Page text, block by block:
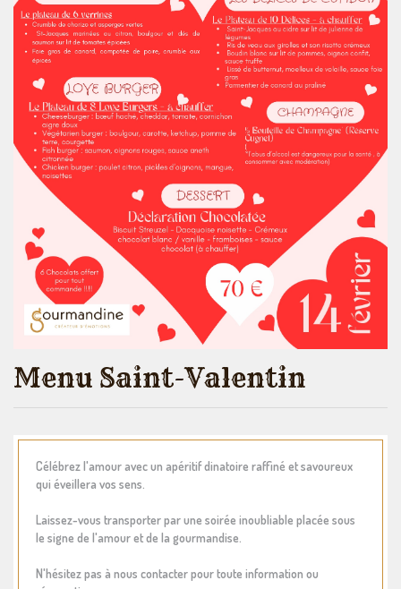
Menu Saint-Valentin
Célébrez l'amour avec un apéritif dinatoire raffiné et savoureux
qui éveillera vos sens.
Laissez-vous transporter par une soirée inoubliable placée sous
le signe de l'amour et de la gourmandise.
N'hésitez pas à nous contacter pour toute information ou